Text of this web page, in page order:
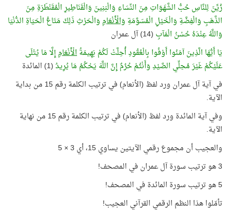
زُيِّنَ لِلنَّاسِ حُبُّ الشَّهَوَاتِ مِنَ النِّسَاءِ وَالْبَنِينَ وَالْقَنَاطِيرِ الْمُقَنْطَرَةِ مِنَ
الذَّهَبِ وَالْفِضَّةِ وَالْخَيْلِ الْمُسَوَّمَةِ وَالْأَنْعَامِ وَالْحَرْثِ ذَلِكَ مَتَاعُ الْحَيَاةِ الدُّنْيَا
وَاللَّهُ عِنْدَهُ حُسْنُ الْمَآبِ (14) آل عمران
يَا أَيُّهَا الَّذِينَ آمَنُوا أَوْفُوا بِالْعُقُودِ أُحِلَّتْ لَكُمْ بَهِيمَةُالْأَنْعَامِإِلَّا مَا يُتْلَى
عَلَيْكُمْ غَيْرَ مُحِلِّي الصَّيْدِ وَأَنْتُمْ حُرُمٌ إِنَّ اللَّهَ يَحْكُمُ مَا يُرِيدُ(1) المائدة
في آية آل عمران ورد لفظ (الأنعام) في ترتيب الكلمة رقم 15 من بداية
الآية.
وفي آية المائدة ورد لفظ (الأنعام) في ترتيب الكلمة رقم 15 من نهاية
الآية.
والعجيب أن مجموع رقمي الآيتين يساوي 15، أي 3 × 5
3 هو ترتيب سورة آل عمران في المصحف!
5 هو ترتيب سورة المائدة في المصحف!
تأمّلوا هذا النظم الرقمي القرآني العجيب!